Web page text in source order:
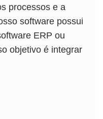
processos e a
software possui
ERP ou
objetivo é integrar